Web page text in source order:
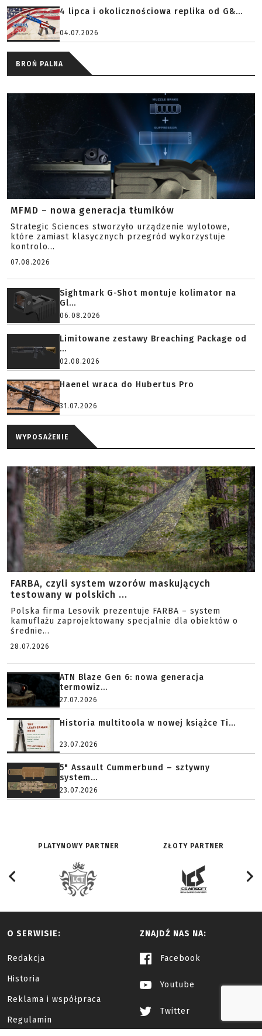
4 lipca i okolicznościowa replika od G&...
04.07.2026
BROŃ PALNA
MFMD – nowa generacja tłumików
Strategic Sciences stworzyło urządzenie wylotowe,
które zamiast klasycznych przegród wykorzystuje
kontrolo...
07.08.2026
Sightmark G-Shot montuje kolimator na
Gl...
06.08.2026
Limitowane zestawy Breaching Package od
...
02.08.2026
Haenel wraca do Hubertus Pro
31.07.2026
WYPOSAŻENIE
FARBA, czyli system wzorów maskujących
testowany w polskich ...
Polska firma Lesovik prezentuje FARBA – system
kamuflażu zaprojektowany specjalnie dla obiektów o
średnie...
28.07.2026
ATN Blaze Gen 6: nowa generacja
termowiz...
27.07.2026
Historia multitoola w nowej książce Ti...
23.07.2026
5" Assault Cummerbund – sztywny
system...
23.07.2026
PLATYNOWY PARTNER ZŁOTY PARTNER
O SERWISIE:
Redakcja
Historia
Reklama i współpraca
Regulamin
ZNAJDŹ NAS NA:
Facebook
Youtube
Twitter